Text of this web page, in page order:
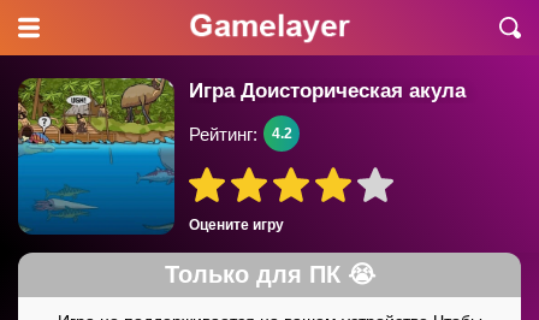
Игра Доисторическая акула
Оцените игру
Рейтинг: 4.2